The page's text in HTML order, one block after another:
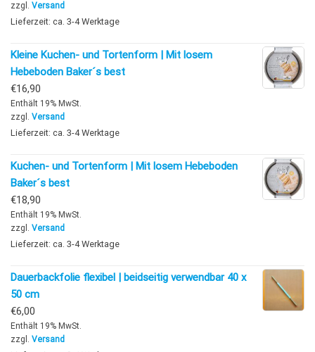
zzgl. Versand
Lieferzeit: ca. 3-4 Werktage
Kleine Kuchen- und Tortenform | Mit losem
Hebeboden Baker´s best
€16,90
Enthält 19% MwSt.
zzgl. Versand
Lieferzeit: ca. 3-4 Werktage
Kuchen- und Tortenform | Mit losem Hebeboden
Baker´s best
€18,90
Enthält 19% MwSt.
zzgl. Versand
Lieferzeit: ca. 3-4 Werktage
Dauerbackfolie flexibel | beidseitig verwendbar 40 x
50 cm
€6,00
Enthält 19% MwSt.
zzgl. Versand